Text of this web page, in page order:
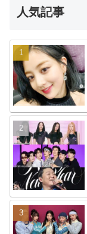
人気記事